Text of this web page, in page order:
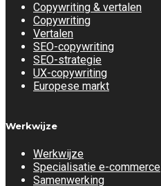
Copywriting & vertalen
Copywriting
Vertalen
SEO-copywriting
SEO-strategie
UX-copywriting
Europese markt
Werkwijze
Werkwijze
Specialisatie e-commerce
Samenwerking